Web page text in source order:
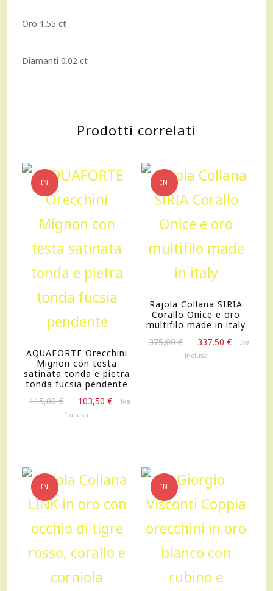
Oro 1.55 ct
Diamanti 0.02 ct
Prodotti correlati
IN
OFFERTA!
AQUAFORTE Orecchini
Mignon con testa
satinata tonda e pietra
tonda fucsia pendente
115,00€
prezzo
103,50€
IlIva
Inclusa
IN
OFFERTA!
Rajola Collana SIRIA
Corallo Onice e oro
multifilo made in italy
375,00€
prezzo
337,50 €
IlIva
Inclusa
IN
OFFERTA!
IN
OFFERTA!